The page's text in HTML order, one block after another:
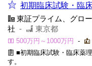
初期臨床試験・臨
東証プライム、グロ
社 - 東京都
500万円～1000万円 -
■初期臨床試験・臨床薬
す。